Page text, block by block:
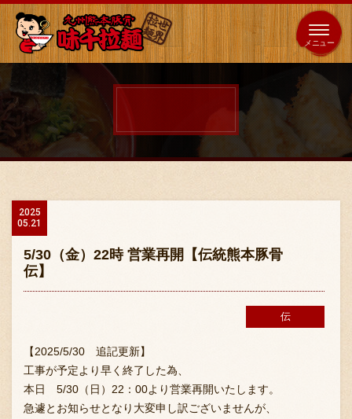
全国
展開 海外 653 店 64 店
店舗案内
味千の取り組み
お問い合わせ
2025
05.21
5/30（金）22時 営業再開【伝統熊本豚骨
伝】
伝
【2025/5/30 追記更新】
工事が予定より早く終了した為、
本日 5/30（日）22：00より営業再開いたします。
急遽とお知らせとなり大変申し訳ございませんが、